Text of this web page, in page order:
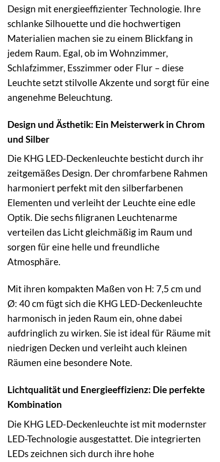
Design mit energieeffizienter Technologie. Ihre
schlanke Silhouette und die hochwertigen
Materialien machen sie zu einem Blickfang in
jedem Raum. Egal, ob im Wohnzimmer,
Schlafzimmer, Esszimmer oder Flur – diese
Leuchte setzt stilvolle Akzente und sorgt für eine
angenehme Beleuchtung.
Design und Ästhetik: Ein Meisterwerk in Chrom
und Silber
Die KHG LED-Deckenleuchte besticht durch ihr
zeitgemäßes Design. Der chromfarbene Rahmen
harmoniert perfekt mit den silberfarbenen
Elementen und verleiht der Leuchte eine edle
Optik. Die sechs filigranen Leuchtenarme
verteilen das Licht gleichmäßig im Raum und
sorgen für eine helle und freundliche
Atmosphäre.
Mit ihren kompakten Maßen von H: 7,5 cm und
Ø: 40 cm fügt sich die KHG LED-Deckenleuchte
harmonisch in jeden Raum ein, ohne dabei
aufdringlich zu wirken. Sie ist ideal für Räume mit
niedrigen Decken und verleiht auch kleinen
Räumen eine besondere Note.
Lichtqualität und Energieeffizienz: Die perfekte
Kombination
Die KHG LED-Deckenleuchte ist mit modernster
LED-Technologie ausgestattet. Die integrierten
LEDs zeichnen sich durch ihre hohe